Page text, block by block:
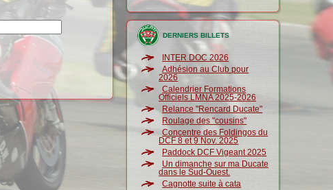
DERNIERS BILLETS
INTER DOC 2026
Adhésion au Club pour
2026
Calendrier Formations
Officiels LMNA 2025-2026
Relance "Rencard Ducate"
Roulage des "cousins"
Concentre des Foldingos du
DCF 8 et 9 Nov. 2025
Paddock DCF Vigeant 2025
Un dimanche sur ma Ducate
dans le Sud-Ouest.
Cagnotte suite à cata